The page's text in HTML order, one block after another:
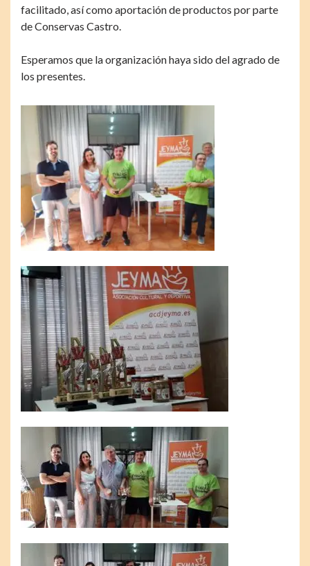
facilitado, así como aportación de productos por parte
de Conservas Castro.
Esperamos que la organización haya sido del agrado de
los presentes.